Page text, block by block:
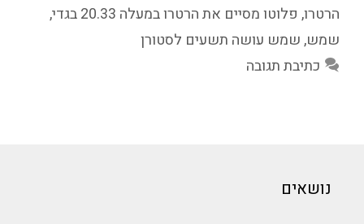
הרטרו, פלוטו מסיים את הרטרו במעלה 20.33 בגדי
,
שמש,שמש עושה תשעים לסטורן
כתיבת תגובה
נושאים